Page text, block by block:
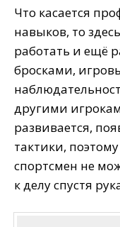
Что касается
навыков, то
работать и ещё
бросками,
другими
развивается,
тактики,
спортсмен не
к делу спустя